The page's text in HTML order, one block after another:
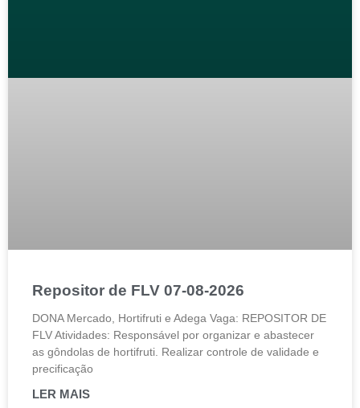
Repositor de FLV 07-08-2026
DONA Mercado, Hortifruti e Adega Vaga: REPOSITOR DE
FLV Atividades: Responsável por organizar e abastecer
as gôndolas de hortifruti. Realizar controle de validade e
precificação
LER MAIS